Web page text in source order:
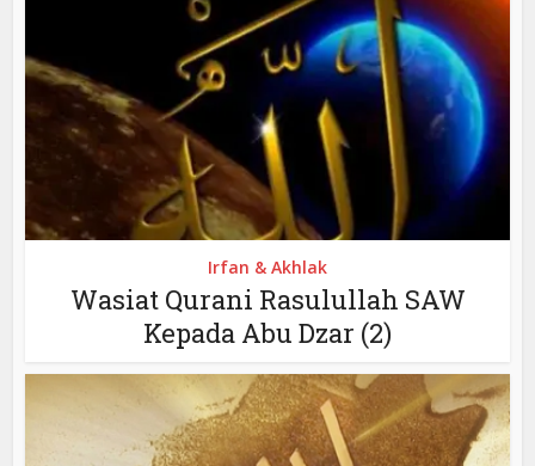
Irfan & Akhlak
Wasiat Qurani Rasulullah SAW
Kepada Abu Dzar (2)